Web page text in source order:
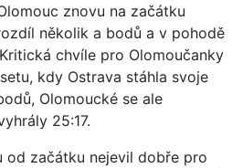
znovu na začátku
několik a bodů a v pohodě
chvíle pro Olomoučanky
kdy Ostrava stáhla svoje
Olomoucké se ale
25:17.
od začátku nejevil dobře pro